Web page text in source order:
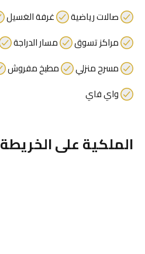
صالات رياضية
غرفة الغسيل
مراكز تسوق
مسار الدراجة
مسرح منزلي
مطبخ مفروش
واي فاي
الملكية على الخريطة